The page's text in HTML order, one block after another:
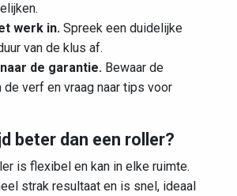
werk in. Spreek een duidelijke
van de klus af.
de garantie. Bewaar de
de verf en vraag naar tips voor
beter dan een roller?
is flexibel en kan in elke ruimte.
strak resultaat en is snel, ideaal